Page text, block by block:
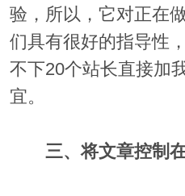
验，所以，它对正在
们具有很好的指导性
不下20个站长直接加
宜。
三、将文章控制